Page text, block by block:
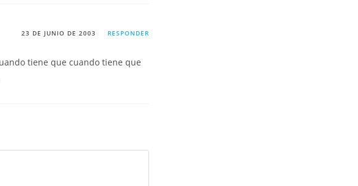
23 DE JUNIO DE 2003 RESPONDER
tiene que cuando tiene que